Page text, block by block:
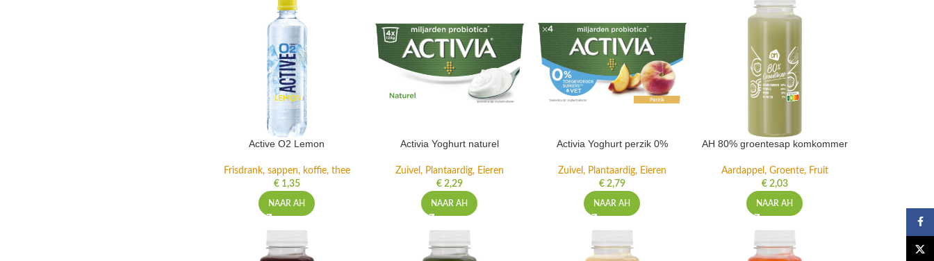
Active O2 Lemon
Frisdrank, sappen, koffie, thee
€1,35
NAAR AH
Activia Yoghurt naturel
Zuivel, Plantaardig, Eieren
€2,29
NAAR AH
Activia Yoghurt perzik 0%
Zuivel, Plantaardig, Eieren
€2,79
NAAR AH
AH 80% groentesap komkommer
Aardappel, Groente, Fruit
€2,03
NAAR AH